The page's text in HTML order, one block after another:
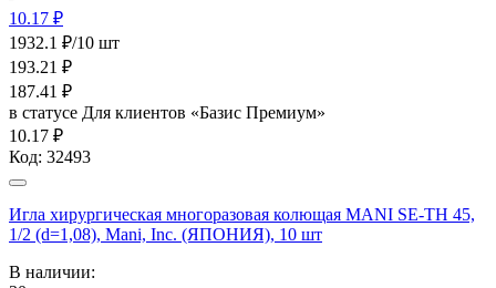
10.17 ₽
1932.1 ₽/10 шт
193.21 ₽
187.41 ₽
в статусе Для клиентов «Базис Премиум»
10.17 ₽
Код: 32493
Игла хирургическая многоразовая колющая MANI SE-TH 45,
1/2 (d=1,08), Mani, Inc. (ЯПОНИЯ), 10 шт
В наличии: